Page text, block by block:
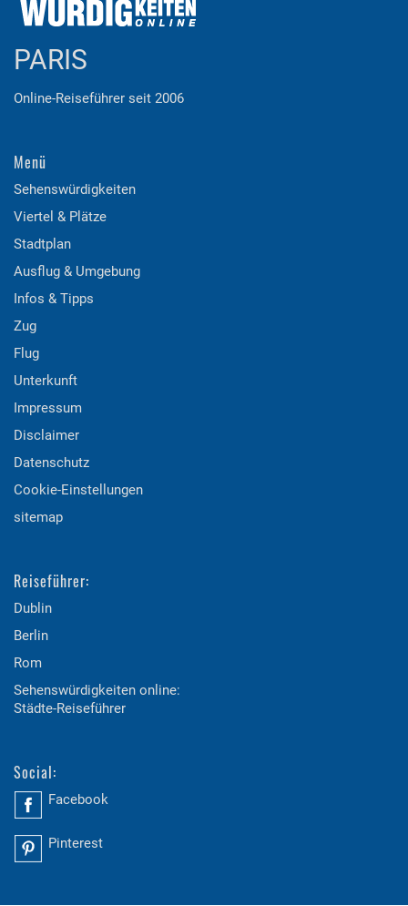
PARIS
Online-Reiseführer seit 2006
Menü
Sehenswürdigkeiten
Viertel & Plätze
Stadtplan
Ausflug & Umgebung
Infos & Tipps
Zug
Flug
Unterkunft
Impressum
Disclaimer
Datenschutz
Cookie-Einstellungen
sitemap
Reiseführer:
Dublin
Berlin
Rom
Sehenswürdigkeiten online:
Städte-Reiseführer
Social:
Facebook
Pinterest